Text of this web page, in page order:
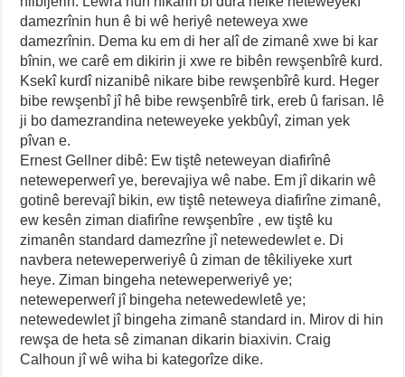
damezrînin hun ê bi wê heriyê neteweya xwe
damezrînin. Dema ku em di her alî de zimanê xwe bi kar
bînin, we carê em dikirin ji xwe re bibên rewşenbîrê kurd.
Ksekî kurdî nizanibê nikare bibe rewşenbîrê kurd. Heger
bibe rewşenbî jî hê bibe rewşenbîrê tirk, ereb û farisan. lê
ji bo damezrandina neteweyeke yekbûyî, ziman yek
pîvan e.
Ernest Gellner dibê: Ew tiştê neteweyan diafirînê
neteweperwerî ye, berevajiya wê nabe. Em jî dikarin wê
gotinê berevajî bikin, ew tiştê neteweya diafirîne zimanê,
ew kesên ziman diafirîne rewşenbîre , ew tiştê ku
zimanên standard damezrîne jî netewedewlet e. Di
navbera neteweperweriyê û ziman de têkiliyeke xurt
heye. Ziman bingeha neteweperweriyê ye;
neteweperwerî jî bingeha netewedewletê ye;
netewedewlet jî bingeha zimanê standard in. Mirov di hin
rewşa de heta sê zimanan dikarin biaxivin. Craig
Calhoun jî wê wiha bi kategorîze dike.